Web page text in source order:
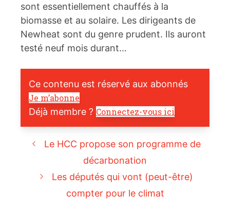
sont essentiellement chauffés à la
biomasse et au solaire. Les dirigeants de
Newheat sont du genre prudent. Ils auront
testé neuf mois durant…
Ce contenu est réservé aux abonnés
Je m’abonne
Déjà membre ? Connectez-vous ici
Le HCC propose son programme de
décarbonation
Les députés qui vont (peut-être)
compter pour le climat